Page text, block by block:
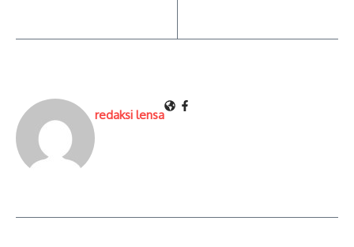
redaksi lensa